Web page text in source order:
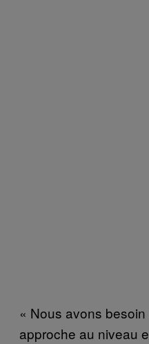
« Nous avons besoin
approche au niveau